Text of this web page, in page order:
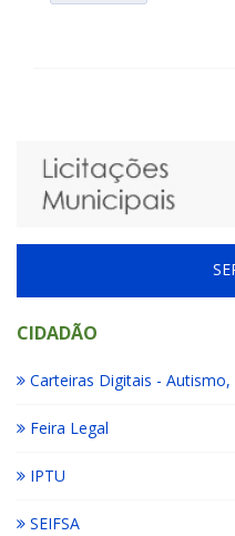
CIDADÃO
Carteiras Digitais -
Feira Legal
IPTU
SEIFSA